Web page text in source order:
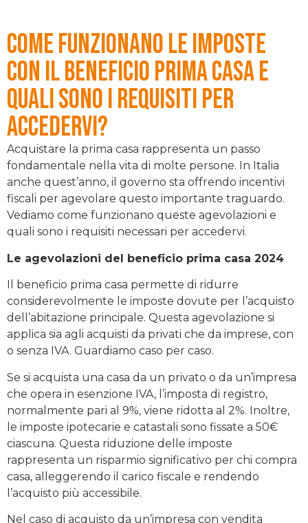
Come funzionano le Imposte
con il beneficio prima casa e
quali sono i requisiti per
accedervi?
Acquistare la prima casa rappresenta un passo
fondamentale nella vita di molte persone. In Italia
anche quest’anno, il governo sta offrendo incentivi
fiscali per agevolare questo importante traguardo.
Vediamo come funzionano queste agevolazioni e
quali sono i requisiti necessari per accedervi.
Le agevolazioni del beneficio prima casa 2024
Il beneficio prima casa permette di ridurre
considerevolmente le imposte dovute per l’acquisto
dell’abitazione principale. Questa agevolazione si
applica sia agli acquisti da privati che da imprese, con
o senza IVA. Guardiamo caso per caso.
Se si acquista una casa da un privato o da un’impresa
che opera in esenzione IVA, l’imposta di registro,
normalmente pari al 9%, viene ridotta al 2%. Inoltre,
le imposte ipotecarie e catastali sono fissate a 50€
ciascuna. Questa riduzione delle imposte
rappresenta un risparmio significativo per chi compra
casa, alleggerendo il carico fiscale e rendendo
l’acquisto più accessibile.
Nel caso di acquisto da un’impresa con vendita